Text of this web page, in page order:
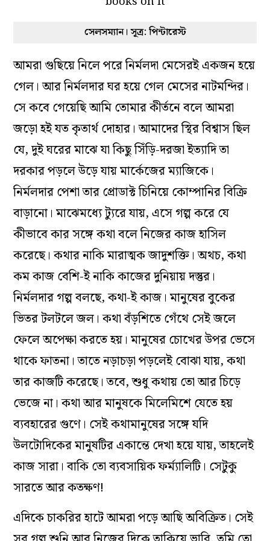
সেলসম্যান। সূত্র: পিন্টারেস্ট
আমরা গুছিয়ে নিলে পরে নির্মলদা মেসেরই একজন হয়ে
গেল। আর নির্মলদার ঘর হয়ে গেল মেসের নাটমন্দির।
সে কবে গেয়েছি আমি তোমার কীর্তনে বলে আমরা
জড়ো হই যত কৃতার্থ দোহার। আমাদের স্থির বিশ্বাস ছিল
যে, দুই ঘরের মাঝে যা কিছু সিঁড়ি-দরজা ইত্যাদি তা
দরকার পড়লে উড়ে যায় মার্কেজের ম্যাজিকে।
নির্মলদার পেশা তার প্রোডাক্ট চিনিয়ে কোম্পানির বিক্রি
বাড়ানো। মাঝেমধ্যে ট্যুরে যায়, এসে গল্প করে যে
কীভাবে কার সঙ্গে কথা বলে নিজের কাজ হাসিল
করেছে। কথার নাকি মারাত্মক জাদুশক্তি। অথচ, কথা
কম কাজ বেশি-ই নাকি কাজের দুনিয়ায় দস্তুর।
নির্মলদার গল্প বলছে, কথা-ই কাজ। মানুষের বুকের
ভিতর টলটলে জল। কথা বঁড়শিতে গেঁথে সেই জলে
ফেলে অপেক্ষা করতে হয়। মানুষের চোখের উপর ভেসে
থাকে ফাতনা। তাতে নড়াচড়া পড়লেই বোঝা যায়, কথা
তার কাজটি করেছে। তবে, শুধু কথায় তো আর চিড়ে
ভেজে না। কথা আর মানুষকে মিলেমিশে যেতে হয়
ব্যবহারের গুণে। সেই কথামানুষের সঙ্গে যদি
উলটোদিকের মানুষটির একান্তে দেখা হয়ে যায়, তাহলেই
কাজ সারা। বাকি তো ব্যবসায়িক ফর্ম্যালিটি। সেটুকু
সারতে আর কতক্ষণ!
এদিকে চাকরির হাটে আমরা পড়ে আছি অবিক্রিত। সেই